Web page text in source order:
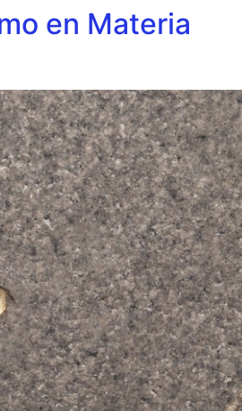
en Materia